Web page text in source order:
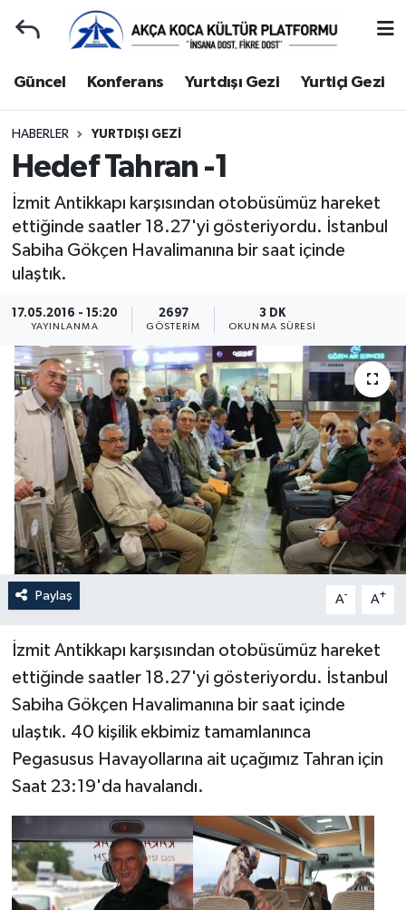
Güncel Konferans Yurtdışı Gezi Yurtiçi Gezi
HABERLER YURTDIŞI GEZI
Hedef Tahran -1
İzmit Antikkapı karşısından otobüsümüz hareket
ettiğinde saatler 18.27'yi gösteriyordu. İstanbul
Sabiha Gökçen Havalimanına bir saat içinde
ulaştık.
17.05.2016 - 15:20
YAYINLANMA
2697
GÖSTERIM
3 DK
OKUNMA SÜRESI
Paylaş A- A+
İzmit Antikkapı karşısından otobüsümüz hareket
ettiğinde saatler 18.27'yi gösteriyordu. İstanbul
Sabiha Gökçen Havalimanına bir saat içinde
ulaştık. 40 kişilik ekbimiz tamamlanınca
Pegasusus Havayollarına ait uçağımız Tahran için
Saat 23:19'da havalandı.
Gençlerle Başbaşa
Güncel
Konferans
Yurtdışı Gezi
Ziyaretler
Hakkımızda
Yönetim Kurulu
Yüksek İstişare Kurulu
Sanat
Kocaeli Hava Durumu
Kocaeli Namaz Vakitleri
Kocaeli Trafik Yoğunluk Haritası
Süper Lig Puan Durumu ve Fikstür
Son Dakika Haberleri
Haber Arşivi